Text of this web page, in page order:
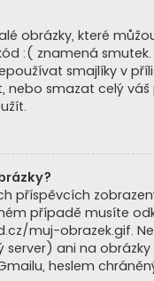
obrázky, které
:( znamená
smajlíky v
smazat celý
příspěvcích
případě musíte
muj-obrazek.gif.
ani na
heslem